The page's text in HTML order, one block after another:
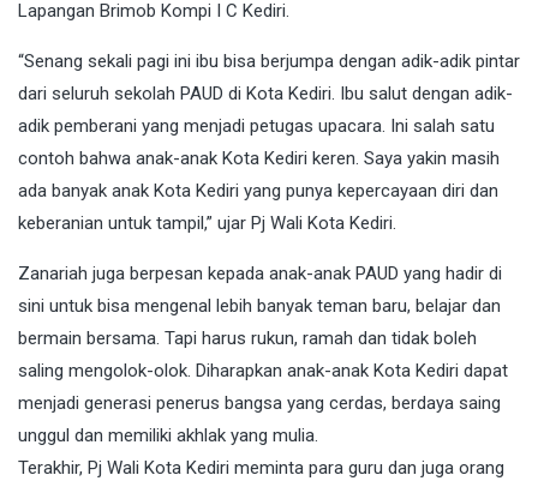
Lapangan Brimob Kompi I C Kediri.
“Senang sekali pagi ini ibu bisa berjumpa dengan adik-adik pintar
dari seluruh sekolah PAUD di Kota Kediri. Ibu salut dengan adik-
adik pemberani yang menjadi petugas upacara. Ini salah satu
contoh bahwa anak-anak Kota Kediri keren. Saya yakin masih
ada banyak anak Kota Kediri yang punya kepercayaan diri dan
keberanian untuk tampil,” ujar Pj Wali Kota Kediri.
Zanariah juga berpesan kepada anak-anak PAUD yang hadir di
sini untuk bisa mengenal lebih banyak teman baru, belajar dan
bermain bersama. Tapi harus rukun, ramah dan tidak boleh
saling mengolok-olok. Diharapkan anak-anak Kota Kediri dapat
menjadi generasi penerus bangsa yang cerdas, berdaya saing
unggul dan memiliki akhlak yang mulia.
Terakhir, Pj Wali Kota Kediri meminta para guru dan juga orang